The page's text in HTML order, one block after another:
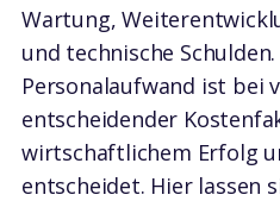
Wartung,
und technische
Personalaufwand ist bei
entscheidender
wirtschaftlichem Erfolg
entscheidet. Hier lassen